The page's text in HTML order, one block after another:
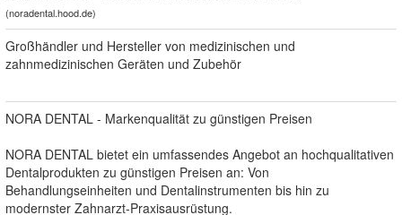
(noradental.hood.de)
Großhändler und Hersteller von medizinischen und
zahnmedizinischen Geräten und Zubehör
NORA DENTAL - Markenqualität zu günstigen Preisen
NORA DENTAL bietet ein umfassendes Angebot an hochqualitativen
Dentalprodukten zu günstigen Preisen an: Von
Behandlungseinheiten und Dentalinstrumenten bis hin zu
modernster Zahnarzt-Praxisausrüstung.